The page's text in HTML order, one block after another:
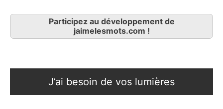
Participez au développement de
jaimelesmots.com !
J’ai besoin de vos lumières